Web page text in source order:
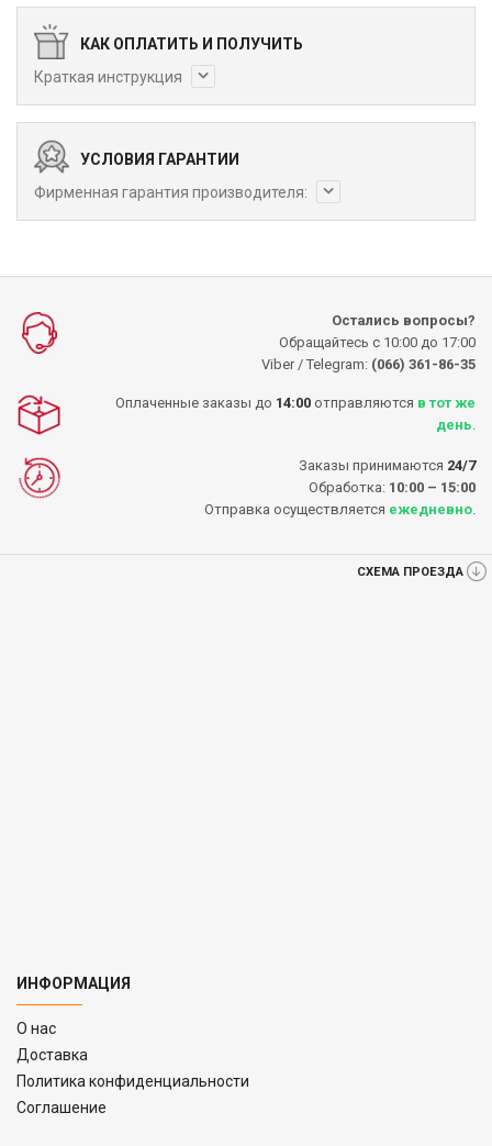
КАК ОПЛАТИТЬ И ПОЛУЧИТЬ
Краткая инструкция
УСЛОВИЯ ГАРАНТИИ
Фирменная гарантия производителя:
Остались вопросы?
Обращайтесь с 10:00 до 17:00
Viber / Telegram: (066) 361-86-35
Оплаченные заказы до 14:00 отправляются в тот же
день
Заказы принимаются 24/7
Обработка: 10:00 – 15:00
Отправка осуществляется ежедневно
СХЕМА ПРОЕЗДА
ИНФОРМАЦИЯ
O нас
Доставка
Политика конфиденциальности
Соглашение